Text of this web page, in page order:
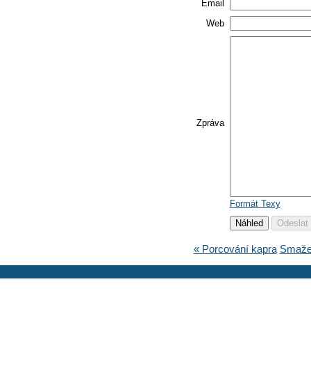
Email
Web
Zpráva
Formát Texy
« Porcování kapra